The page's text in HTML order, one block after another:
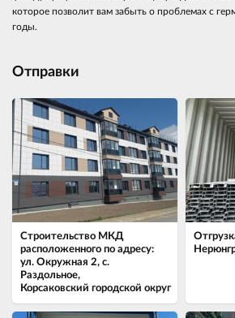
которое позволит вам забыть о проблемах с
годы.
Отправки
Строительство МКД
расположенного по адресу:
ул. Окружная 2, с.
Раздольное,
Корсаковский городской округ